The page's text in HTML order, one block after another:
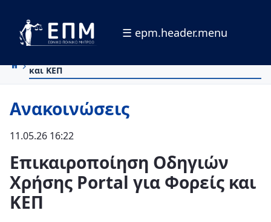
☰ epm.header.menu
και ΚΕΠ
Ανακοινώσεις
11.05.26 16:22
Επικαιροποίηση Οδηγιών
Χρήσης Portal για Φορείς και
ΚΕΠ